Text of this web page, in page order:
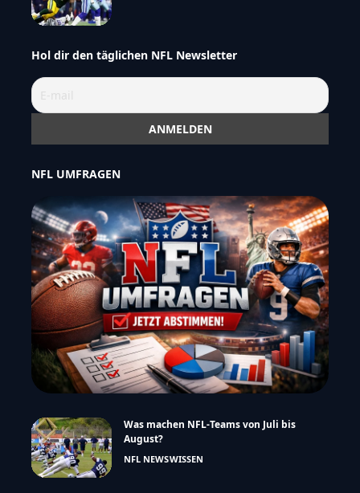
Hol dir den täglichen NFL Newsletter
NFL UMFRAGEN
Was machen NFL-Teams von Juli bis
August?
NFL NEWSWISSEN